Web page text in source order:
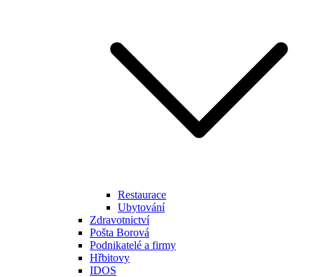
Restaurace
Ubytování
Zdravotnictví
Pošta Borová
Podnikatelé a firmy
Hřbitovy
IDOS